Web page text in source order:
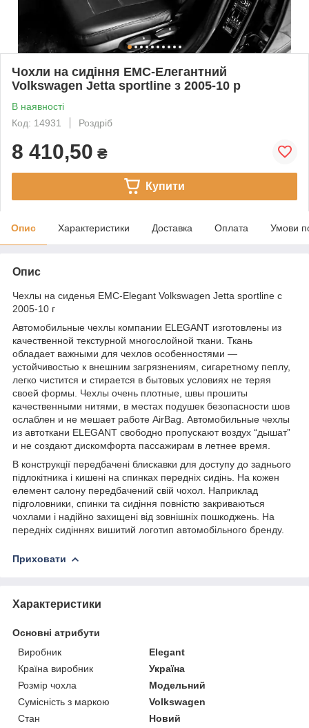
Чохли на сидіння EMC-Елегантний
Volkswagen Jetta sportline з 2005-10 р
В наявності
Код: 14931
Роздріб
8 410,50 ₴
Купити
Опис Характеристики Доставка Оплата Умови
Опис
Чехлы на сиденья EMC-Elegant Volkswagen Jetta sportline с
2005-10 г
Автомобильные чехлы компании ELEGANT изготовлены из
качественной текстурной многослойной ткани. Ткань
обладает важными для чехлов особенностями —
устойчивостью к внешним загрязнениям, сигаретному пеплу,
легко чистится и стирается в бытовых условиях не теряя
своей формы. Чехлы очень плотные, швы прошиты
качественными нитями, в местах подушек безопасности шов
ослаблен и не мешает работе AirBag. Автомобильные чехлы
из автоткани ELEGANT свободно пропускают воздух “дышат”
и не создают дискомфорта пассажирам в летнее время.
В конструкції передбачені блискавки для доступу до заднього
підлокітника і кишені на спинках передніх сидінь. На кожен
елемент салону передбачений свій чохол. Наприклад
підголовники, спинки та сидіння повністю закриваються
чохлами і надійно захищені від зовнішніх пошкоджень. На
передніх сидіннях вишитий логотип автомобільного бренду.
Приховати
Характеристики
Основні атрибути
Виробник
Elegant
Країна виробник
Україна
Розмір чохла
Модельний
Сумісність з маркою
Volkswagen
Стан
Новий